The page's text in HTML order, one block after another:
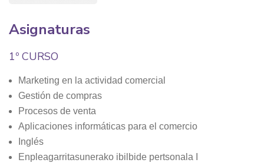
Asignaturas
1º CURSO
Marketing en la actividad comercial
Gestión de compras
Procesos de venta
Aplicaciones informáticas para el comercio
Inglés
Enpleagarritasunerako ibilbide pertsonala I